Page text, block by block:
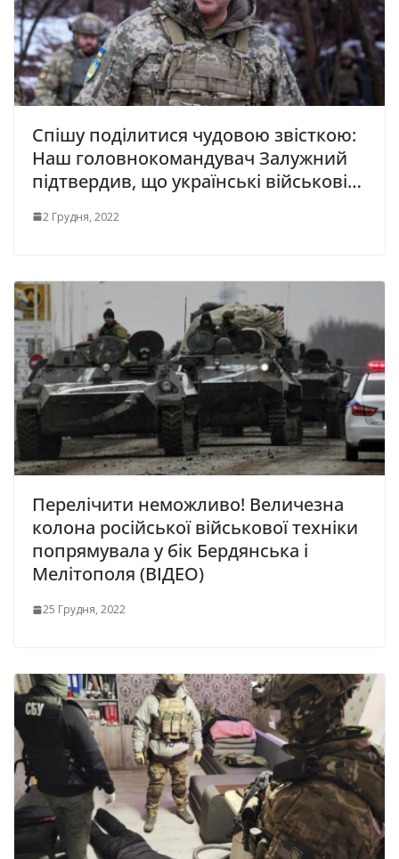
Спішу поділитися чудовою звісткою:
Наш головнокомандувач Залужний
підтвердив, що українські військові…
2 Грудня, 2022
Перелічити неможливо! Величезна
колона російської військової техніки
попрямувала у бік Бердянська і
Мелітополя (ВІДЕО)
25 Грудня, 2022